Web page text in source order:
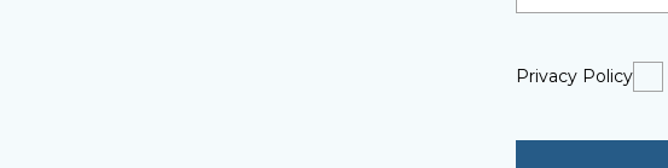
Privacy Policy